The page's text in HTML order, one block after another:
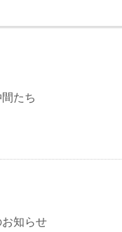
たち
知らせ